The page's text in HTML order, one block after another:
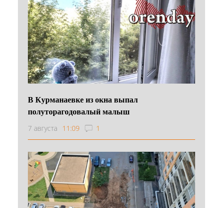
В Курманаевке из окна выпал
полуторагодовалый малыш
7 августа 11:09 1